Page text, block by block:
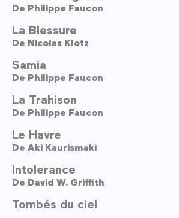
De Philippe Faucon
La Blessure
De Nicolas Klotz
Samia
De Philippe Faucon
La Trahison
De Philippe Faucon
Le Havre
De Aki Kaurismaki
Intolerance
De David W. Griffith
Tombés du ciel